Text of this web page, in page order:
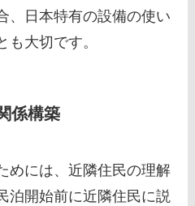
、日本特有の設備の使い
も大切です。
係構築
めには、近隣住民の理解
泊開始前に近隣住民に説